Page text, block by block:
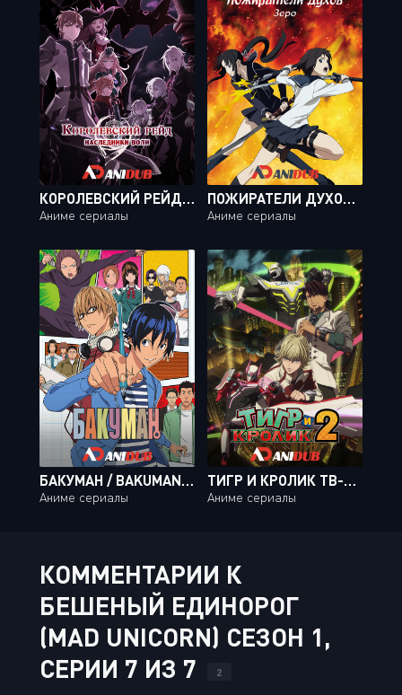
КОРОЛЕВСКИЙ РЕЙД: НАСЛЕДНИКИ ВОЛИ / KING`S RAID: ISHI O TSUGU MONO-TACHI [26 ИЗ 26]
Аниме сериалы
ПОЖИРАТЕЛИ ДУХОВ: ЗЕРО / GA-REI: ZERO [12 ИЗ 12]
Аниме сериалы
БАКУМАН / BAKUMAN [75 ИЗ 75]
Аниме сериалы
ТИГР И КРОЛИК ТВ-2 / TIGER & BUNNY 2 [25 ИЗ 25]
Аниме сериалы
КОММЕНТАРИИ К
БЕШЕНЫЙ ЕДИНОРОГ
(MAD UNICORN) СЕЗОН 1,
СЕРИИ 7 ИЗ 7
2